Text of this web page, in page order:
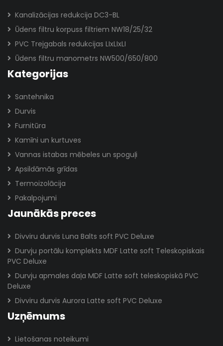
Kanalizācijas redukcija DC3-BL
Ūdens filtru korpuss filtriem NW18/25/32
PVC Trejgabals redukcijas LIxLIxLI
Ūdens filtru manometrs NW500/650/800
Kategorijas
Santehnika
Durvis
Furnitūra
Kamīni un kurtuves
Vannas istabas mēbeles un spoguļi
Apsildāmās grīdas
Termoizolācija
Pakalpojumi
Jaunākās preces
Divviru durvis Luna Balts soft PVC Deluxe
Durvju portālu komplekts MDF Latte soft Teleskopiskais
PVC Deluxe
Durvju apmales daļa MDF Latte soft teleskopiskā PVC
Deluxe
Divviru durvis Aurora Latte soft PVC Deluxe
Uzņēmums
Lietošanas noteikumi